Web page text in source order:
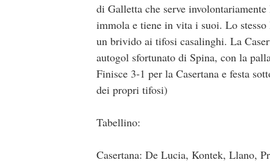
di Galletta che serve
immola e tiene in vita i suoi. Lo
un brivido ai tifosi casalinghi. La
autogol sfortunato di Spina, con la
Finisce 3-1 per la Casertana e festa
dei propri tifosi)
Tabellino:
Casertana: De Lucia, Kontek, Llano,